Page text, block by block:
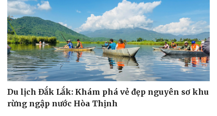
Du lịch Đắk Lắk: Khám phá vẻ đẹp nguyên sơ khu
rừng ngập nước Hòa Thịnh